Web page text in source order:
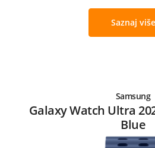
Saznaj više
Samsung
Galaxy Watch Ultra
Blue